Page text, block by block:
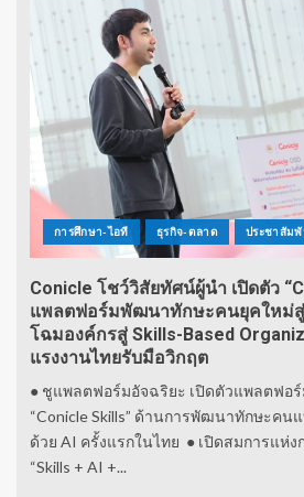
การศึกษา-ไอที ธุรกิจ-ตลาด ประชาสัม
Conicle โชว์วิสัยทัศน์ผู้นำ เปิดตัว
แพลตฟอร์มพัฒนาทักษะคนยุคใหม่
โฉมองค์กรสู่ Skills-Based
แรงงานไทยรับมือวิกฤต
● ชูแพลตฟอร์มอัจฉริยะ เปิดตัวแพลตฟอร์
“Conicle Skills” ด้านการพัฒนาทักษะคน
ด้วย AI ครั้งแรกในไทย ● เปิดสมการแห่
“Skills + AI +...